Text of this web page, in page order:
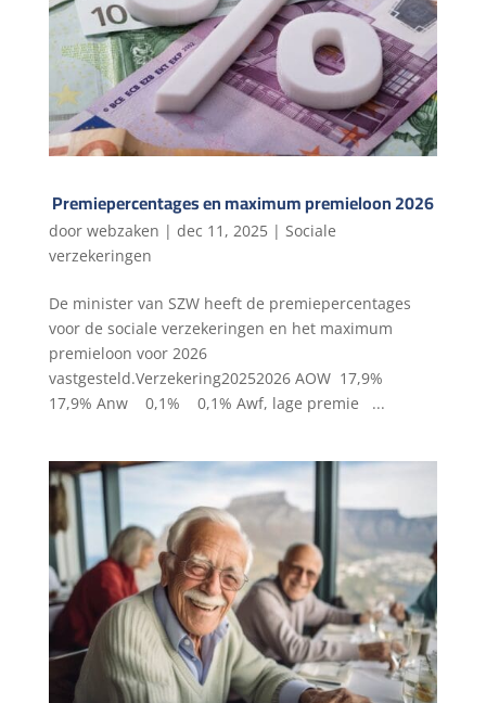
Premiepercentages en maximum premieloon 2026
door webzaken | dec 11, 2025| Sociale
verzekeringen
De minister van SZW heeft de premiepercentages
voor de sociale verzekeringen en het maximum
premieloon voor 2026
vastgesteld.Verzekering20252026 AOW 17,9%
17,9% Anw 0,1% 0,1% Awf, lage premie ...